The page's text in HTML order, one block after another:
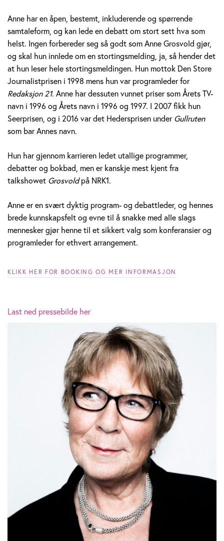
s
v
o
l
d
Anne har en åpen, bestemt, inkluderende og spørrende
samtaleform, og kan lede en debatt om stort sett hva som
helst. Ingen forbereder seg så godt som Anne Grosvold gjør,
og skal hun innlede om en stortingsmelding, ja, så hender det
at hun leser hele stortingsmeldingen. Hun mottok Den Store
Journalistprisen i 1998 mens hun var programleder for
Redaksjon 21. Anne har dessuten vunnet priser som Årets TV-
navn i 1996 og Årets navn i 1996 og 1997. I 2007 fikk hun
Seerprisen, og i 2016 var det Hedersprisen underGullruten
som bar Annes navn.
Hun har gjennom karrieren ledet utallige programmer,
debatter og bokbad, men er kanskje mest kjent fra
talkshowet Grosvoldpå NRK1.
Anne er en svært dyktig program- og debattleder, og hennes
brede kunnskapsfelt og evne til å snakke med alle slags
mennesker gjør henne til et sikkert valg som konferansier og
programleder for ethvert arrangement.
KLIKK HER FOR BOOKING OG MER INFORMASJON
Last ned pressebilde her